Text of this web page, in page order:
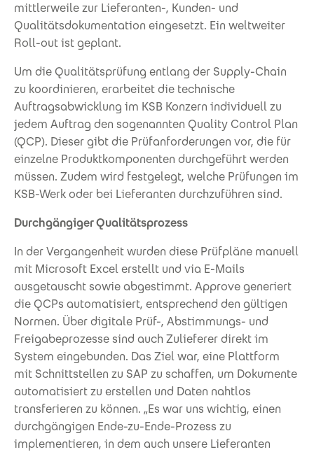
mittlerweile zur Lieferanten-, Kunden- und
Qualitätsdokumentation eingesetzt. Ein weltweiter
Roll-out ist geplant.
Um die Qualitätsprüfung entlang der Supply-Chain
zu koordinieren, erarbeitet die technische
Auftragsabwicklung im KSB Konzern individuell zu
jedem Auftrag den sogenannten Quality Control Plan
(QCP). Dieser gibt die Prüfanforderungen vor, die für
einzelne Produktkomponenten durchgeführt werden
müssen. Zudem wird festgelegt, welche Prüfungen im
KSB-Werk oder bei Lieferanten durchzuführen sind.
Durchgängiger Qualitätsprozess
In der Vergangenheit wurden diese Prüfpläne manuell
mit Microsoft Excel erstellt und via E-Mails
ausgetauscht sowie abgestimmt. Approve generiert
die QCPs automatisiert, entsprechend den gültigen
Normen. Über digitale Prüf-, Abstimmungs- und
Freigabeprozesse sind auch Zulieferer direkt im
System eingebunden. Das Ziel war, eine Plattform
mit Schnittstellen zu SAP zu schaffen, um Dokumente
automatisiert zu erstellen und Daten nahtlos
transferieren zu können. „Es war uns wichtig, einen
durchgängigen Ende-zu-Ende-Prozess zu
implementieren, in dem auch unsere Lieferanten